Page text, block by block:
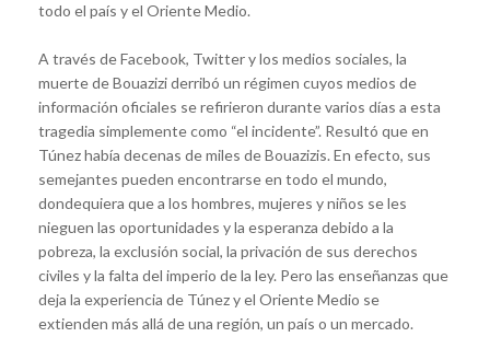
todo el país y el Oriente Medio.
A través de Facebook, Twitter y los medios sociales, la
muerte de Bouazizi derribó un régimen cuyos medios de
información oficiales se refirieron durante varios días a esta
tragedia simplemente como “el incidente”. Resultó que en
Túnez había decenas de miles de Bouazizis. En efecto, sus
semejantes pueden encontrarse en todo el mundo,
dondequiera que a los hombres, mujeres y niños se les
nieguen las oportunidades y la esperanza debido a la
pobreza, la exclusión social, la privación de sus derechos
civiles y la falta del imperio de la ley. Pero las enseñanzas que
deja la experiencia de Túnez y el Oriente Medio se
extienden más allá de una región, un país o un mercado.